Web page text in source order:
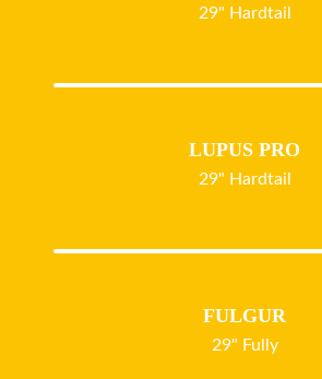
29" Hardtail
LUPUS PRO
29" Hardtail
FULGUR
29" Fully